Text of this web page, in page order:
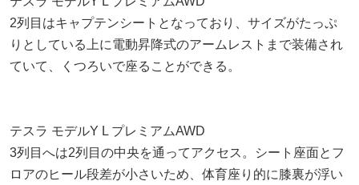
2列目はキャプテンシートとなっており、サイズがたっぷ
りとしている上に電動昇降式のアームレストまで装備され
ていて、くつろいで座ることができる。
テスラ モデルY L プレミアムAWD
3列目へは2列目の中央を通ってアクセス。シート座面とフ
ロアのヒール段差が小さいため、体育座り的に膝裏が浮い